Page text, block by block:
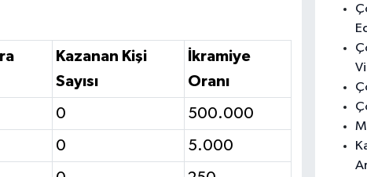
Kazanan Kişi
Sayısı
İkramiye
Oranı
0 500.000
0 5.000